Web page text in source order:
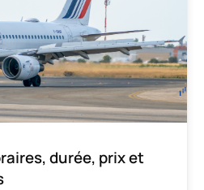
durée, prix et